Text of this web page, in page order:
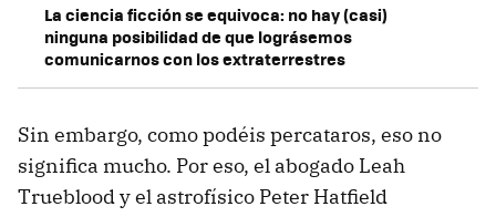
La ciencia ficción se equivoca: no hay (casi)
ninguna posibilidad de que lográsemos
comunicarnos con los extraterrestres
Sin embargo, como podéis percataros, eso no
significa mucho. Por eso, el abogado Leah
Trueblood y el astrofísico Peter Hatfield